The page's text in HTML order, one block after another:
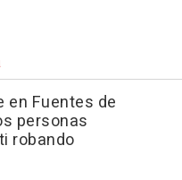
en Fuentes de
personas
robando